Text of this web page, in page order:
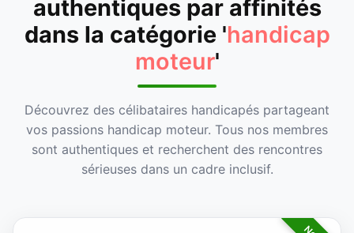
authentiques par affinités
dans la catégorie 'handicap
moteur'
Découvrez des célibataires handicapés partageant
vos passions handicap moteur. Tous nos membres
sont authentiques et recherchent des rencontres
sérieuses dans un cadre inclusif.